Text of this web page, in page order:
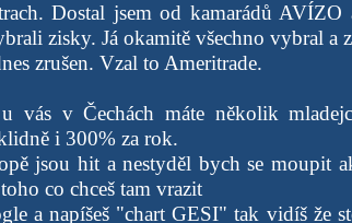
Dostal jsem od kamarádů
zisky. Já okamitě všechno vybral a
zrušen. Vzal to Ameritrade.
u vás v Čechách máte několik
i 300% za rok.
jsou hit a nestyděl bych se moupit
co chceš tam vrazit
a napíšeš "chart GESI" tak vidíš že